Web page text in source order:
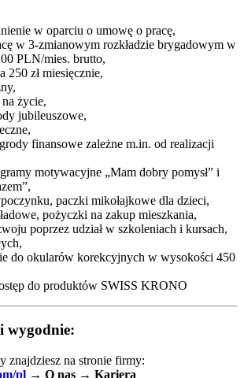
w oparciu o umowę o pracę,
w 3-zmianowym rozkładzie brygadowym w
PLN/mies. brutto,
250 zł miesięcznie,
życie,
jubileuszowe,
finansowe zależne m.in. od realizacji
motywacyjne „Mam dobry pomysł” i
paczki mikołajkowe dla dzieci,
pożyczki na zakup mieszkania,
poprzez udział w szkoleniach i kursach,
do okularów korekcyjnych w wysokości 450
do produktów SWISS KRONO
wygodnie:
znajdziesz na stronie firmy:
pl → O nas → Kariera